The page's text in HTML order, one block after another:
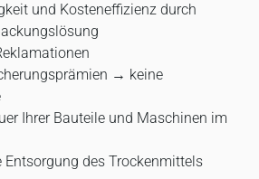
und Kosteneffizienz durch
→ keine
Ihrer Bauteile und Maschinen im
des Trockenmittels